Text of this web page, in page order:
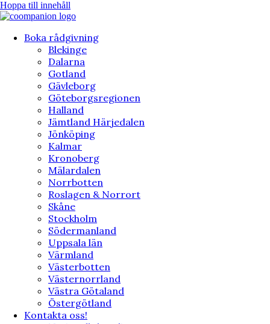
Hoppa till innehåll
Boka rådgivning
Blekinge
Dalarna
Gotland
Gävleborg
Göteborgsregionen
Halland
Jämtland Härjedalen
Jönköping
Kalmar
Kronoberg
Mälardalen
Norrbotten
Roslagen & Norrort
Skåne
Stockholm
Södermanland
Uppsala län
Värmland
Västerbotten
Västernorrland
Västra Götaland
Östergötland
Kontakta oss!